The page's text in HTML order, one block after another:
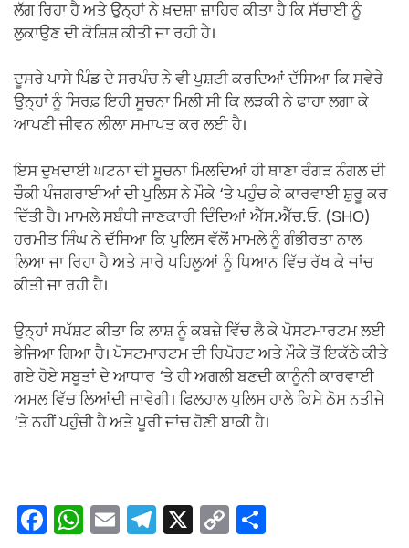
ਲੱਗ ਰਿਹਾ ਹੈ ਅਤੇ ਉਨ੍ਹਾਂ ਨੇ ਖ਼ਦਸ਼ਾ ਜ਼ਾਹਿਰ ਕੀਤਾ ਹੈ ਕਿ ਸੱਚਾਈ ਨੂੰ
ਲੁਕਾਉਣ ਦੀ ਕੋਸ਼ਿਸ਼ ਕੀਤੀ ਜਾ ਰਹੀ ਹੈ।
ਦੂਸਰੇ ਪਾਸੇ ਪਿੰਡ ਦੇ ਸਰਪੰਚ ਨੇ ਵੀ ਪੁਸ਼ਟੀ ਕਰਦਿਆਂ ਦੱਸਿਆ ਕਿ ਸਵੇਰੇ
ਉਨ੍ਹਾਂ ਨੂੰ ਸਿਰਫ਼ ਇਹੀ ਸੂਚਨਾ ਮਿਲੀ ਸੀ ਕਿ ਲੜਕੀ ਨੇ ਫਾਹਾ ਲਗਾ ਕੇ
ਆਪਣੀ ਜੀਵਨ ਲੀਲਾ ਸਮਾਪਤ ਕਰ ਲਈ ਹੈ।
ਇਸ ਦੁਖਦਾਈ ਘਟਨਾ ਦੀ ਸੂਚਨਾ ਮਿਲਦਿਆਂ ਹੀ ਥਾਣਾ ਰੰਗੜ ਨੰਗਲ ਦੀ
ਚੌਕੀ ਪੰਜਗਰਾਈਆਂ ਦੀ ਪੁਲਿਸ ਨੇ ਮੌਕੇ ‘ਤੇ ਪਹੁੰਚ ਕੇ ਕਾਰਵਾਈ ਸ਼ੁਰੂ ਕਰ
ਦਿੱਤੀ ਹੈ। ਮਾਮਲੇ ਸਬੰਧੀ ਜਾਣਕਾਰੀ ਦਿੰਦਿਆਂ ਐੱਸ.ਐੱਚ.ਓ. (SHO)
ਹਰਮੀਤ ਸਿੰਘ ਨੇ ਦੱਸਿਆ ਕਿ ਪੁਲਿਸ ਵੱਲੋਂ ਮਾਮਲੇ ਨੂੰ ਗੰਭੀਰਤਾ ਨਾਲ
ਲਿਆ ਜਾ ਰਿਹਾ ਹੈ ਅਤੇ ਸਾਰੇ ਪਹਿਲੂਆਂ ਨੂੰ ਧਿਆਨ ਵਿੱਚ ਰੱਖ ਕੇ ਜਾਂਚ
ਕੀਤੀ ਜਾ ਰਹੀ ਹੈ।
ਉਨ੍ਹਾਂ ਸਪੱਸ਼ਟ ਕੀਤਾ ਕਿ ਲਾਸ਼ ਨੂੰ ਕਬਜ਼ੇ ਵਿੱਚ ਲੈ ਕੇ ਪੋਸਟਮਾਰਟਮ ਲਈ
ਭੇਜਿਆ ਗਿਆ ਹੈ। ਪੋਸਟਮਾਰਟਮ ਦੀ ਰਿਪੋਰਟ ਅਤੇ ਮੌਕੇ ਤੋਂ ਇਕੱਠੇ ਕੀਤੇ
ਗਏ ਹੋਏ ਸਬੂਤਾਂ ਦੇ ਆਧਾਰ ‘ਤੇ ਹੀ ਅਗਲੀ ਬਣਦੀ ਕਾਨੂੰਨੀ ਕਾਰਵਾਈ
ਅਮਲ ਵਿੱਚ ਲਿਆਂਦੀ ਜਾਵੇਗੀ। ਫਿਲਹਾਲ ਪੁਲਿਸ ਹਾਲੇ ਕਿਸੇ ਠੋਸ ਨਤੀਜੇ
‘ਤੇ ਨਹੀਂ ਪਹੁੰਚੀ ਹੈ ਅਤੇ ਪੂਰੀ ਜਾਂਚ ਹੋਣੀ ਬਾਕੀ ਹੈ।
F W E T X C